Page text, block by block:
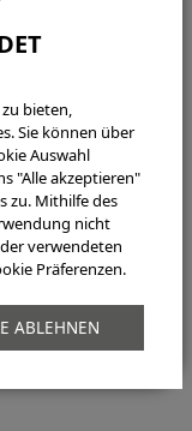
bieten,
Sie können über
Auswahl
"Alle akzeptieren"
zu. Mithilfe des
nicht
verwendeten
Präferenzen.
ABLEHNEN